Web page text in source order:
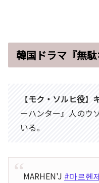
韓国ドラマ『無
【モク・ソルヒ役】
ーハンター』人のウ
いる。
MARHEN'J #마르헨